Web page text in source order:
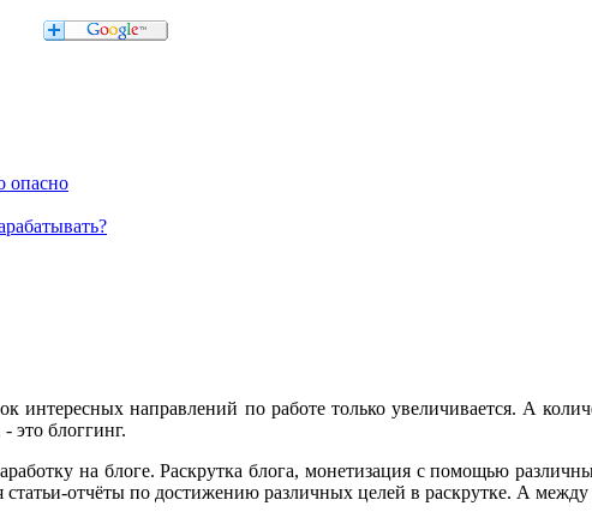
опасно
направлений по работе только увеличивается. А
это блоггинг.
на блоге. Раскрутка блога, монетизация с помощью
отчёты по достижению различных целей в раскрутке. А